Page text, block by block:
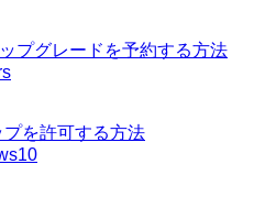
プグレードを予約する方法
を許可する方法